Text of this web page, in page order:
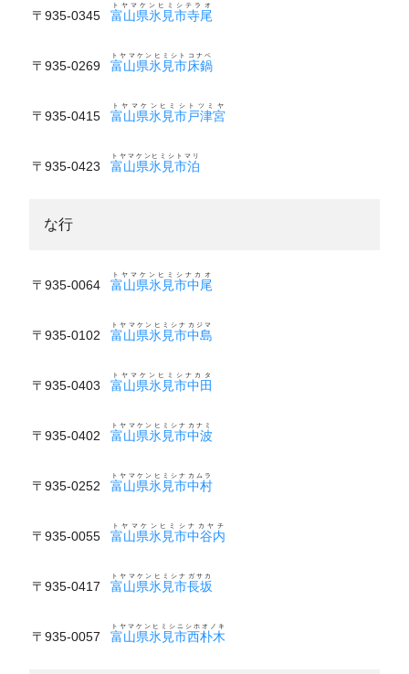
〒935-0345 富山県氷見市寺尾
トヤマケンヒミシテラオ
〒935-0269 富山県氷見市床鍋
トヤマケンヒミシトコナベ
〒935-0415 富山県氷見市戸津宮
トヤマケンヒミシトツミヤ
〒935-0423 富山県氷見市泊
トヤマケンヒミシトマリ
な行
〒935-0064 富山県氷見市中尾
トヤマケンヒミシナカオ
〒935-0102 富山県氷見市中島
トヤマケンヒミシナカジマ
〒935-0403 富山県氷見市中田
トヤマケンヒミシナカタ
〒935-0402 富山県氷見市中波
トヤマケンヒミシナカナミ
〒935-0252 富山県氷見市中村
トヤマケンヒミシナカムラ
〒935-0055 富山県氷見市中谷内
トヤマケンヒミシナカヤチ
〒935-0417 富山県氷見市長坂
トヤマケンヒミシナガサカ
〒935-0057 富山県氷見市西朴木
トヤマケンヒミシニシホオノキ